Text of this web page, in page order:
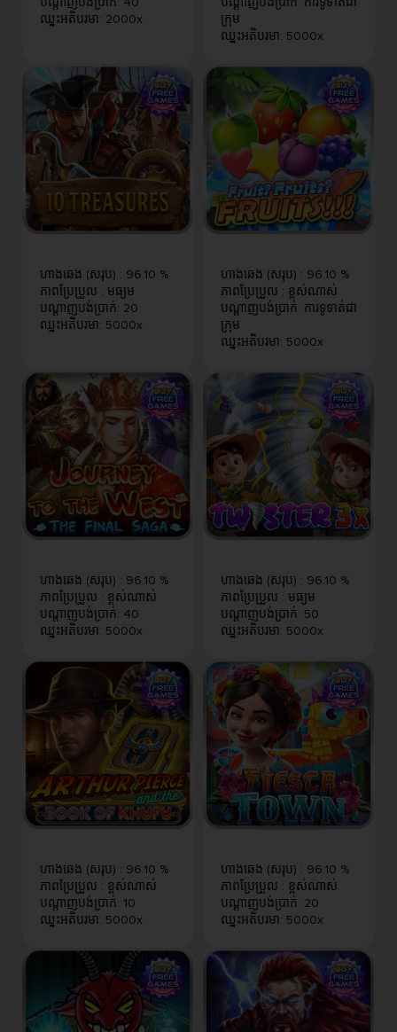
បណ្តាញបង់ប្រាក់: 40
ឈ្នះអតិបរមា : 2000x
បណ្តាញបង់ប្រាក់: ការទូទាត់ជា
ក្រុម
ឈ្នះអតិបរមា : 5000x
ហាងឆេង (សរុប) : 96.10 %
ភាពប្រែប្រួល : មធ្យម
បណ្តាញបង់ប្រាក់: 20
ឈ្នះអតិបរមា : 5000x
ហាងឆេង (សរុប) : 96.10 %
ភាពប្រែប្រួល : ខ្ពស់​ណាស់
បណ្តាញបង់ប្រាក់: ការទូទាត់ជា
ក្រុម
ឈ្នះអតិបរមា : 5000x
ហាងឆេង (សរុប) : 96.10 %
ភាពប្រែប្រួល : ខ្ពស់​ណាស់
បណ្តាញបង់ប្រាក់: 40
ឈ្នះអតិបរមា : 5000x
ហាងឆេង (សរុប) : 96.10 %
ភាពប្រែប្រួល : មធ្យម
បណ្តាញបង់ប្រាក់: 50
ឈ្នះអតិបរមា : 5000x
ហាងឆេង (សរុប) : 96.10 %
ភាពប្រែប្រួល : ខ្ពស់​ណាស់
បណ្តាញបង់ប្រាក់: 10
ឈ្នះអតិបរមា : 5000x
ហាងឆេង (សរុប) : 96.10 %
ភាពប្រែប្រួល : ខ្ពស់​ណាស់
បណ្តាញបង់ប្រាក់: 20
ឈ្នះអតិបរមា : 5000x